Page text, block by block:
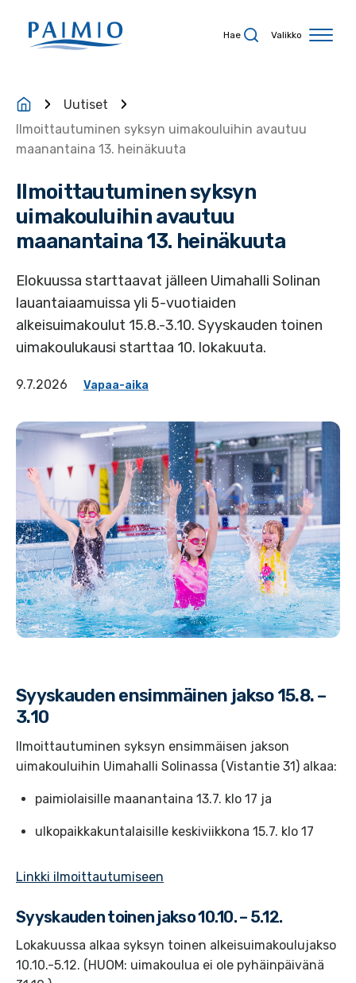
Hae Valikko
Uutiset
Ilmoittautuminen syksyn uimakouluihin avautuu
maanantaina 13. heinäkuuta
Ilmoittautuminen syksyn
uimakouluihin avautuu
maanantaina 13. heinäkuuta
Elokuussa starttaavat jälleen Uimahalli Solinan
lauantaiaamuissa yli 5-vuotiaiden
alkeisuimakoulut 15.8.-3.10. Syyskauden toinen
uimakoulukausi starttaa 10. lokakuuta.
9.7.2026 Vapaa-aika
Syyskauden ensimmäinen jakso 15.8. –
3.10
Ilmoittautuminen syksyn ensimmäisen jakson
uimakouluihin Uimahalli Solinassa (Vistantie 31) alkaa:
paimiolaisille maanantaina 13.7. klo 17 ja
ulkopaikkakuntalaisille keskiviikkona 15.7. klo 17
Linkki ilmoittautumiseen
Syyskauden toinen jakso 10.10. – 5.12.
Lokakuussa alkaa syksyn toinen alkeisuimakoulujakso
10.10.-5.12. (HUOM: uimakoulua ei ole pyhäinpäivänä